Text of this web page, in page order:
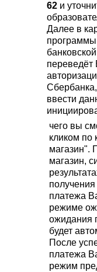
62 и
Далее в
программы
переведёт
ввести
чего вы
кликом по
магазин".
магазин,
платежа
режиме
ожидания
будет
После
платежа
режим